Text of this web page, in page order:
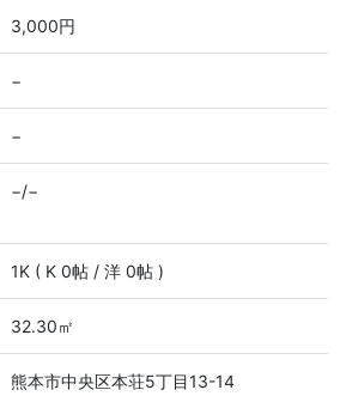
3,000円
−
−
−/−
1K ( K 0帖 / 洋 0帖 )
32.30㎡
熊本市中央区本荘5丁目13-14